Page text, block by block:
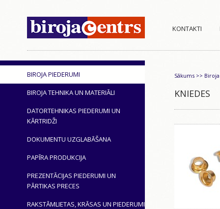
KONTAKTI
BIROJA PIEDERUMI
BIROJA TEHNIKA UN MATERIĀLI
DATORTEHNIKAS PIEDERUMI UN
KĀRTRIDŽI
DOKUMENTU UZGLABĀŠANA
PAPĪRA PRODUKCIJA
PREZENTĀCIJAS PIEDERUMI UN
PĀRTIKAS PRECES
RAKSTĀMLIETAS, KRĀSAS UN PIEDERUMI
Sākums >>
KNIEDES